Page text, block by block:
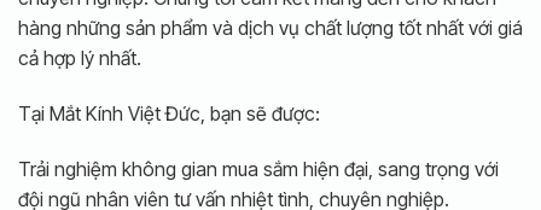
hàng những sản phẩm và dịch vụ chất lượng tốt nhất với giá
cả hợp lý nhất.
Tại Mắt Kính Việt Đức, bạn sẽ được:
Trải nghiệm không gian mua sắm hiện đại, sang trọng với
đội ngũ nhân viên tư vấn nhiệt tình, chuyên nghiệp.